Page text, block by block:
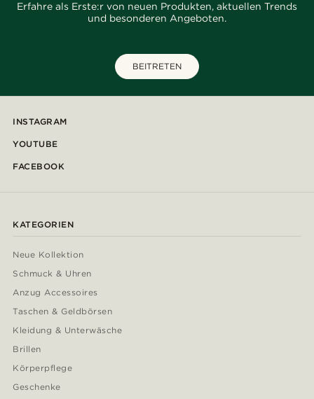
Erfahre als Erste:r von neuen Produkten, aktuellen Trends
und besonderen Angeboten.
BEITRETEN
INSTAGRAM
YOUTUBE
FACEBOOK
KATEGORIEN
Neue Kollektion
Schmuck & Uhren
Anzug Accessoires
Taschen & Geldbörsen
Kleidung & Unterwäsche
Brillen
Körperpflege
Geschenke